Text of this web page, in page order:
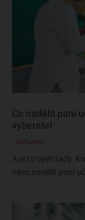
Co nadělit paní
vyberete!
Aktuality
A je to opět tady.
něco nadělit paní